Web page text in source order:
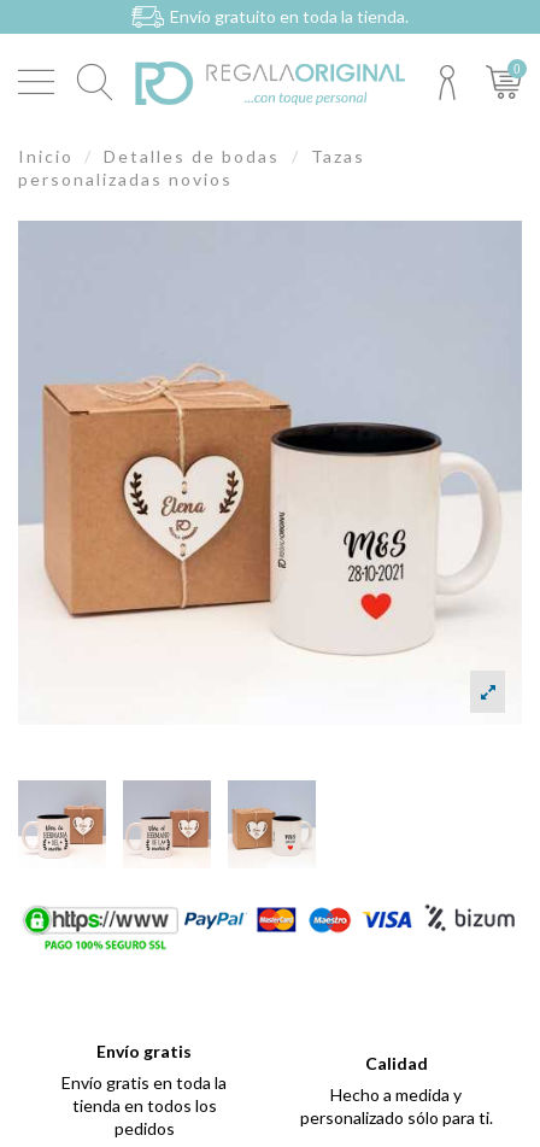
Envío gratuito en toda la tienda.
0
Inicio Detalles de bodas
Tazas
personalizadas novios
Envío gratis
Envío gratis en toda la
tienda en todos los
pedidos
Calidad
Hecho a medida y
personalizado sólo para ti.